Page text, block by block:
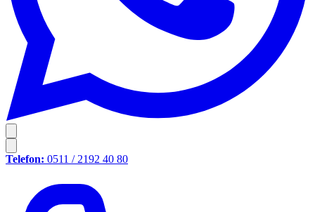
Telefon: 0511 / 2192 40 80